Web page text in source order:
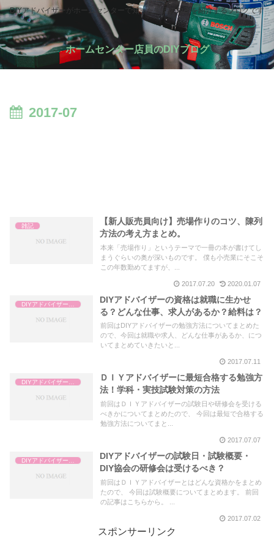
DIYアドバイザーがホームセンターで知った生活の知恵を紹介するブログです
ホームセンター店員のDIYブログ
2017-07
雑記
【新人販売員向け】売場作りのコツ、陳列
方法の考え方まとめ。
本来「売場作り」というテーマで一冊の本が書けてし
まうぐらいの奥が深いものです。 僕も小売業にそこそ
この年数勤めてますが、...
2017.07.20 2020.01.07
DIYアドバイザーの資格は就職に生かせ
る？どんな仕事、求人があるか？給料は？
前回はDIYアドバイザーの勉強方法についてまとめた
ので、今回は就職や求人、どんな仕事があるか、につ
いてまとめていきたいと...
2017.07.11
DIYアドバイザー資格
ＤＩＹアドバイザーに最短合格する勉強方
法！学科・実技試験対策の方法
前回はＤＩＹアドバイザーの試験日や研修会を受ける
べきかについてまとめたので、 今回は最短で合格する
勉強方法についてまと...
2017.07.07
DIYアドバイザーの試験日・試験概要・
DIY協会の研修会は受けるべき？
前回はＤＩＹアドバイザーとはどんな資格かをまとめ
たので、 今回は試験概要についてまとめます。 前回
の記事はこちらから。 ...
2017.07.02
スポンサーリンク